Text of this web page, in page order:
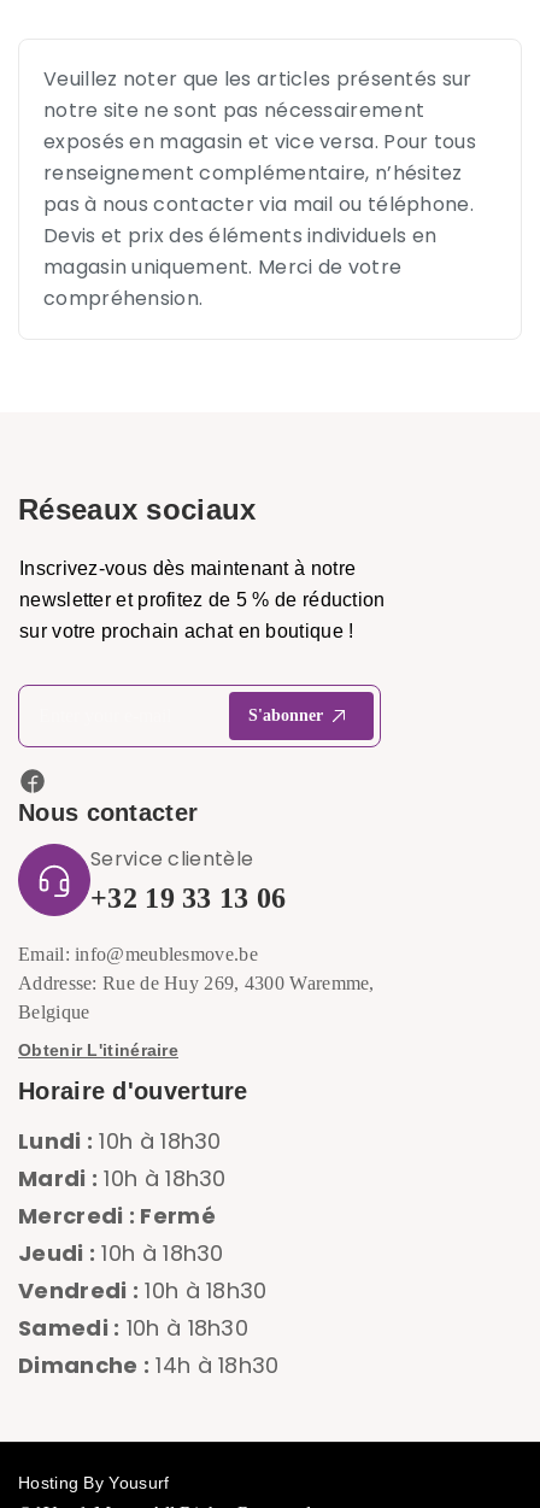
Veuillez noter que les articles présentés sur
notre site ne sont pas nécessairement
exposés en magasin et vice versa. Pour tous
renseignement complémentaire, n’hésitez
pas à nous contacter via mail ou téléphone.
Devis et prix des éléments individuels en
magasin uniquement. Merci de votre
compréhension.
Réseaux sociaux
Inscrivez-vous dès maintenant à notre
newsletter et profitez de 5 % de réduction
sur votre prochain achat en boutique !
Nous contacter
Service clientèle
+32 19 33 13 06
Email: info@meublesmove.be
Addresse: Rue de Huy 269, 4300 Waremme,
Belgique
Obtenir L'itinéraire
Horaire d'ouverture
Lundi : 10h à 18h30
Mardi : 10h à 18h30
Mercredi : Fermé
Jeudi : 10h à 18h30
Vendredi : 10h à 18h30
Samedi : 10h à 18h30
Dimanche : 14h à 18h30
Hosting By Yousurf